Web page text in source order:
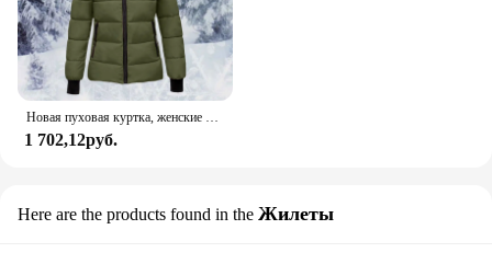
Новая пуховая куртка, женские парки, классическое короткое пальто, теплая куртка с капюшоном и хлопковой подкладкой, ветрозащитная утепленная женская верхняя одежда с капюшоном
1 702,12руб.
Here are the products found in the Жилеты